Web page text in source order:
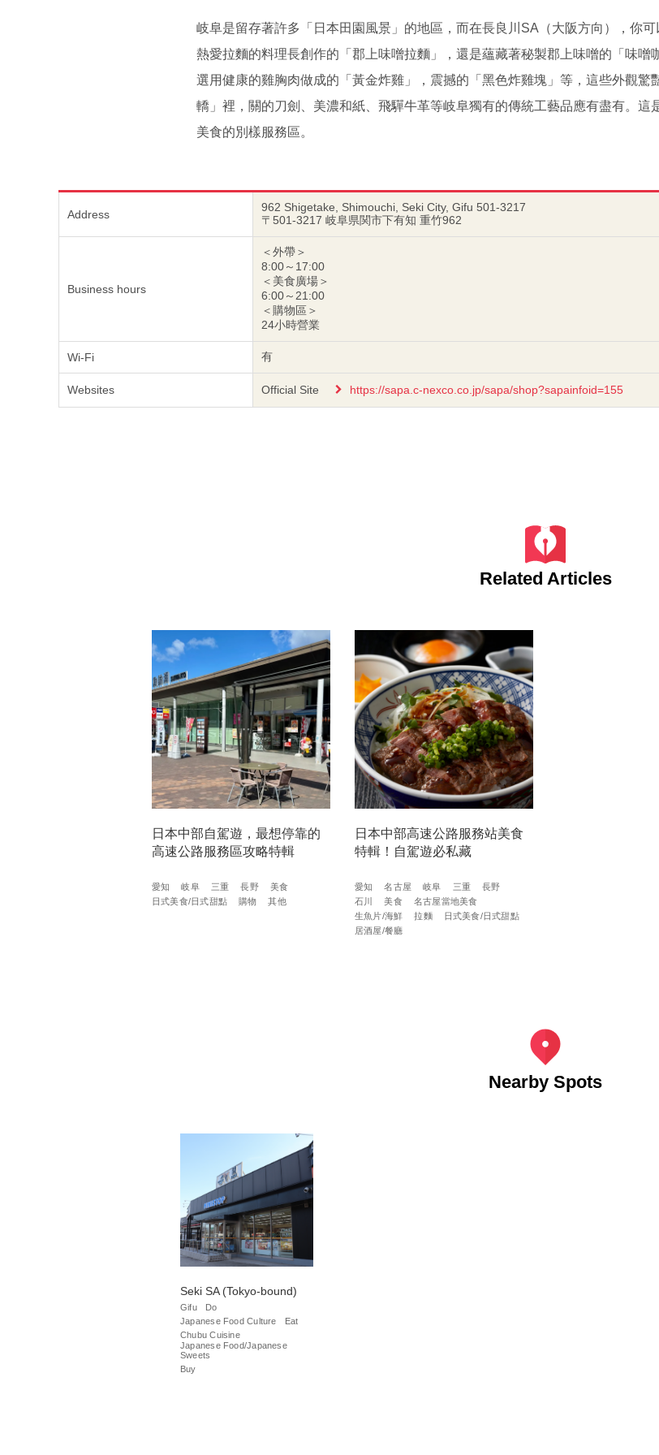
岐阜是留存著許多「日本田園風景」的地區，而在長良川SA（大阪方向），你
熱愛拉麵的料理長創作的「郡上味噌拉麵」，還是蘊藏著秘製郡上味噌的「味噌
選用健康的雞胸肉做成的「黃金炸雞」，震撼的「黑色炸雞塊」等，這些外觀驚
轎」裡，關的刀劍、美濃和紙、飛驒牛革等岐阜獨有的傳統工藝品應有盡有。這
美食的別樣服務區。
Address
962 Shigetake, Shimouchi, Seki City, Gifu 501-3217
〒501-3217 岐阜県関市下有知 重竹962
Business hours
＜外帶＞
8:00～17:00
＜美食廣場＞
6:00～21:00
＜購物區＞
24小時營業
Wi-Fi 有
Websites Official Site https://sapa.c-nexco.co.jp/sapa/shop?sapainfoid=155
Related Articles
日本中部自駕遊，最想停靠的
高速公路服務區攻略特輯
愛知 岐阜 三重 長野
美食
日式美食/日式甜點
購物 其他
日本中部高速公路服務站美食
特輯！自駕遊必私藏
愛知 名古屋 岐阜 三重
長野
石川
美食
名古屋當地美食
生魚片/海鮮
拉麵
日式美食/日式甜點
居酒屋/餐廳
Nearby Spots
Seki SA (Tokyo-bound)
Gifu
Do
Japanese Food Culture
Eat
Chubu Cuisine
Japanese Food/Japanese
Sweets
Buy